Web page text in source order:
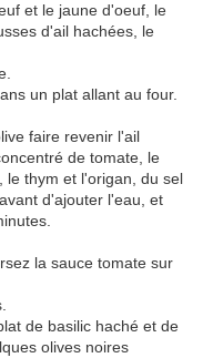
et le jaune d'oeuf, le
d'ail hachées, le
un plat allant au four.
faire revenir l'ail
de tomate, le
le thym et l'origan, du sel
d'ajouter l'eau, et
la sauce tomate sur
de basilic haché et de
olives noires